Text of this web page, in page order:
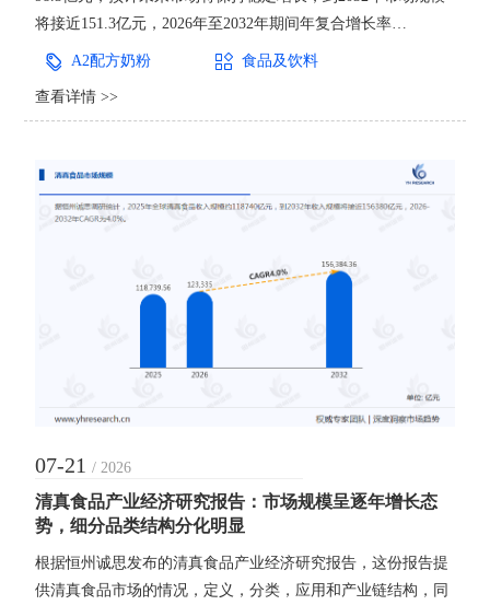
将接近151.3亿元，2026年至2032年期间年复合增长率
（CAGR）达到6.6%。随着消费者对婴幼儿营养、安全品质以
类逐渐发展成为婴幼儿配方奶粉市场的重要增长方向。A2配方
A2配方奶粉 食品及饮料
查看详情 >>
07-21 / 2026
清真食品产业经济研究报告：市场规模呈逐年增长态
势，细分品类结构分化明显
根据恒州诚思发布的清真食品产业经济研究报告，这份报告提
供清真食品市场的情况，定义，分类，应用和产业链结构，同